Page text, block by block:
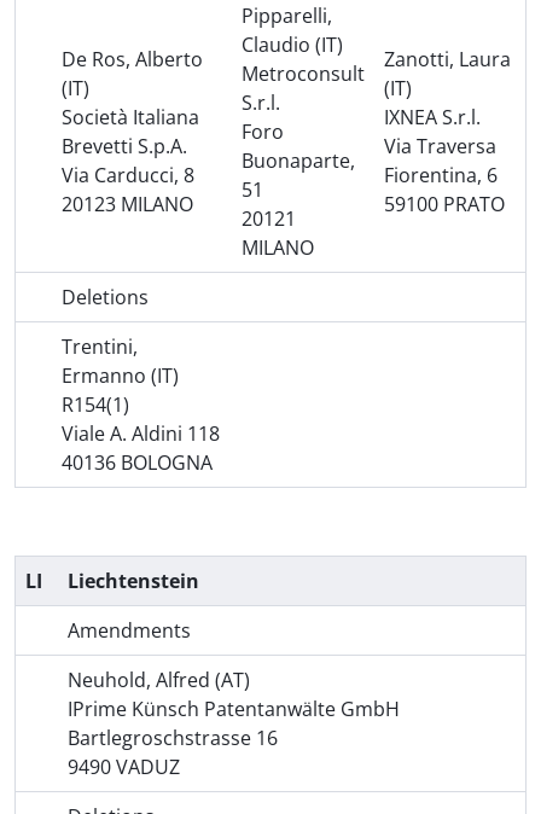
De Ros, Alberto
(IT)
Società Italiana
Brevetti S.p.A.
Via Carducci, 8
20123 MILANO
Pipparelli,
Claudio (IT)
Metroconsult
S.r.l.
Foro
Buonaparte,
51
20121
MILANO
Zanotti, Laura
(IT)
IXNEA S.r.l.
Via Traversa
Fiorentina, 6
59100 PRATO
Deletions
Trentini,
Ermanno (IT)
R154(1)
Viale A. Aldini 118
40136 BOLOGNA
LI
Liechtenstein
Amendments
Neuhold, Alfred (AT)
IPrime Künsch Patentanwälte GmbH
Bartlegroschstrasse 16
9490 VADUZ